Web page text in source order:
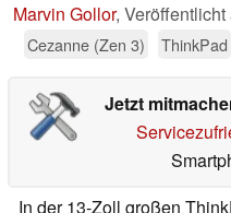
Marvin Gollor, Veröffentlicht
Cezanne (Zen 3)
ThinkPad
Jetzt
In der 13-Zoll großen